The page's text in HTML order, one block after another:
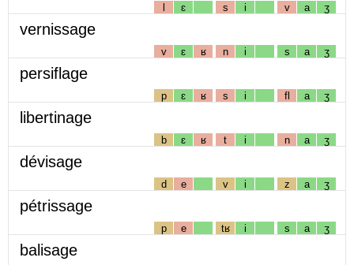
l ɛ s i v a ʒ
vernissage
v ɛ ʁ n i s a ʒ
persiflage
p ɛ ʁ s i fl a ʒ
libertinage
b ɛ ʁ t i n a ʒ
dévisage
d e v i z a ʒ
pétrissage
p e tʁ i s a ʒ
balisage